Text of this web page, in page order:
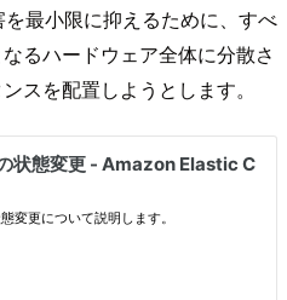
最小限に抑えるために、すべ
るハードウェア全体に分散さ
スを配置しようとします。